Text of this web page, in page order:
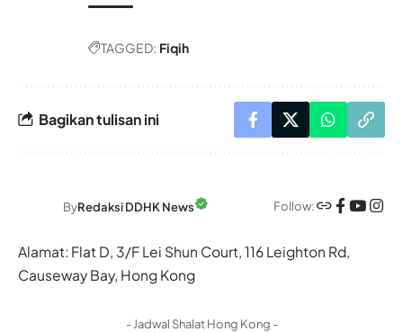
TAGGED: Fiqih
Bagikan tulisan ini
ByRedaksi DDHK News Follow:
Alamat: Flat D, 3/F Lei Shun Court, 116 Leighton Rd,
Causeway Bay, Hong Kong
- Jadwal Shalat Hong Kong -